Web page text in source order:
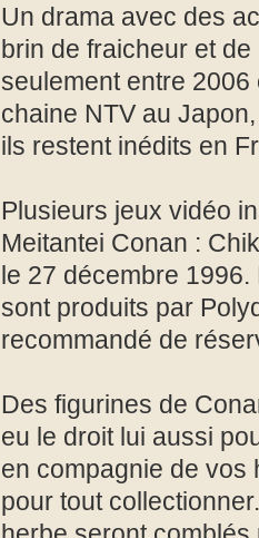
Un drama avec des
brin de fraicheur et
seulement entre
chaine NTV au
ils restent inédits en
Plusieurs jeux vidéo
Meitantei Conan :
le 27 décembre
sont produits par
recommandé de
Des figurines de
eu le droit lui aussi
en compagnie de vos
pour tout